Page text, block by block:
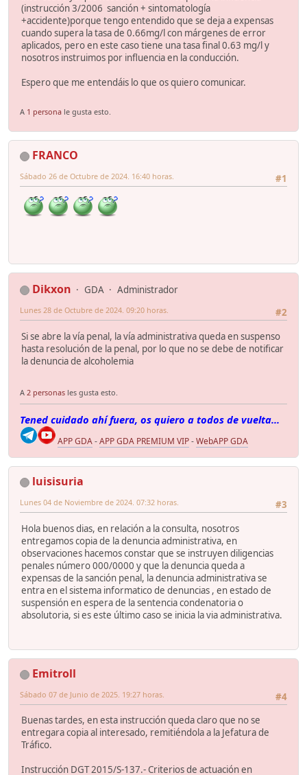
(instrucción 3/2006 sanción + sintomatología
+accidente)porque tengo entendido que se deja a expensas
cuando supera la tasa de 0.66mg/l con márgenes de error
aplicados, pero en este caso tiene una tasa final 0.63 mg/l y
nosotros instruimos por influencia en la conducción.
Espero que me entendáis lo que os quiero comunicar.
A 1 persona le gusta esto.
FRANCO
#1
Sábado 26 de Octubre de 2024. 16:40 horas.
Dikxon GDA
Administrador
#2
Lunes 28 de Octubre de 2024. 09:20 horas.
Si se abre la vía penal, la vía administrativa queda en suspenso
hasta resolución de la penal, por lo que no se debe de notificar
la denuncia de alcoholemia
A 2 personas les gusta esto.
Tened cuidado ahí fuera, os quiero a todos de vuelta...
APP GDA-APP GDA PREMIUM VIP-WebAPP GDA
luisisuria
#3
Lunes 04 de Noviembre de 2024. 07:32 horas.
Hola buenos dias, en relación a la consulta, nosotros
entregamos copia de la denuncia administrativa, en
observaciones hacemos constar que se instruyen diligencias
penales número 000/0000 y que la denuncia queda a
expensas de la sanción penal, la denuncia administrativa se
entra en el sistema informatico de denuncias , en estado de
suspensión en espera de la sentencia condenatoria o
absolutoria, si es este último caso se inicia la via administrativa.
Emitroll
#4
Sábado 07 de Junio de 2025. 19:27 horas.
Buenas tardes, en esta instrucción queda claro que no se
entregara copia al interesado, remitiéndola a la Jefatura de
Tráfico.
Instrucción DGT 2015/S-137.- Criterios de actuación en